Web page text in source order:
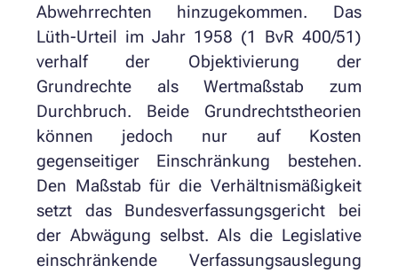
Abwehrrechten hinzugekommen. Das
Lüth-Urteil im Jahr 1958 (1 BvR 400/51)
verhalf der Objektivierung der
Grundrechte als Wertmaßstab zum
Durchbruch. Beide Grundrechtstheorien
können jedoch nur auf Kosten
gegenseitiger Einschränkung bestehen.
Den Maßstab für die Verhältnismäßigkeit
setzt das Bundesverfassungsgericht bei
der Abwägung selbst. Als die Legislative
einschränkende Verfassungsauslegung